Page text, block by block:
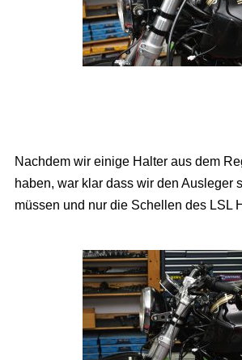
Nachdem wir einige Halter aus dem
haben, war klar dass wir den Ausleger
müssen und nur die Schellen des LSL